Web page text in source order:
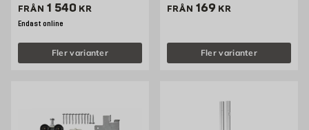
FRÅN Pris 1540 kr
1 540 KR
Endast online
Fler varianter
FRÅN Pris 169 kr
169 KR
Fler varianter